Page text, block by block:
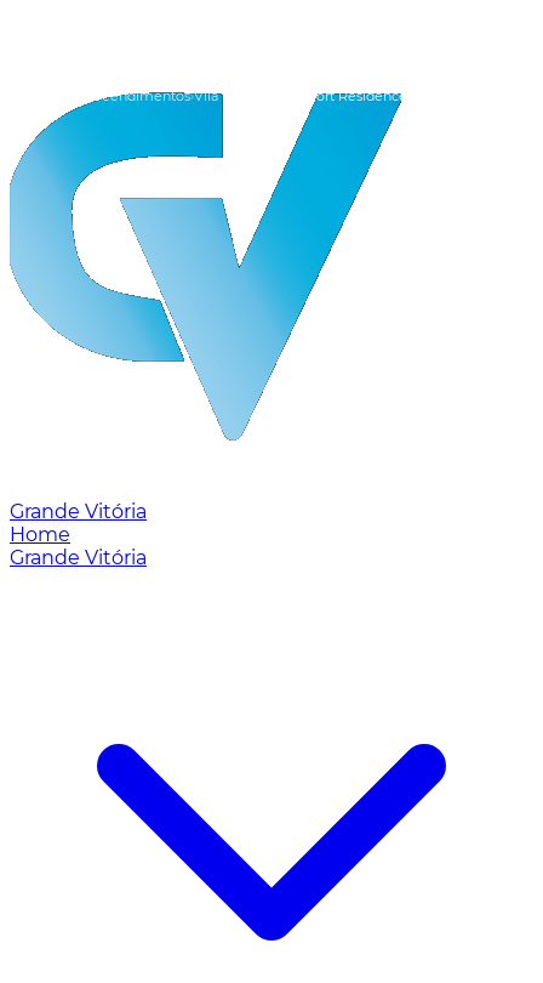
Grande Vitória
Home
Grande Vitória
Empreendimentos Vila Velha Tallinn Fort Residence